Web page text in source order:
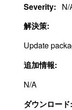
Severity:
N/
解決策:
Update
追加情報:
N/A
ダウンロード: